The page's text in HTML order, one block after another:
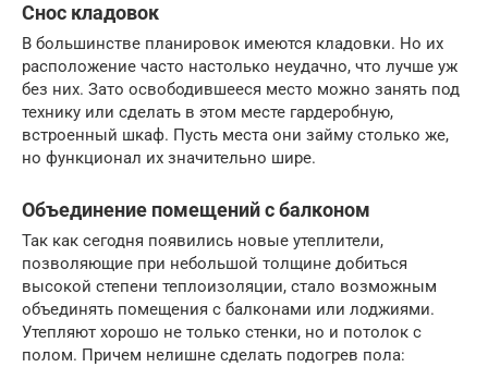
Снос кладовок
В большинстве планировок имеются кладовки. Но их
расположение часто настолько неудачно, что лучше уж
без них. Зато освободившееся место можно занять под
технику или сделать в этом месте гардеробную,
встроенный шкаф. Пусть места они займу столько же,
но функционал их значительно шире.
Объединение помещений с балконом
Так как сегодня появились новые утеплители,
позволяющие при небольшой толщине добиться
высокой степени теплоизоляции, стало возможным
объединять помещения с балконами или лоджиями.
Утепляют хорошо не только стенки, но и потолок с
полом. Причем нелишне сделать подогрев пола: